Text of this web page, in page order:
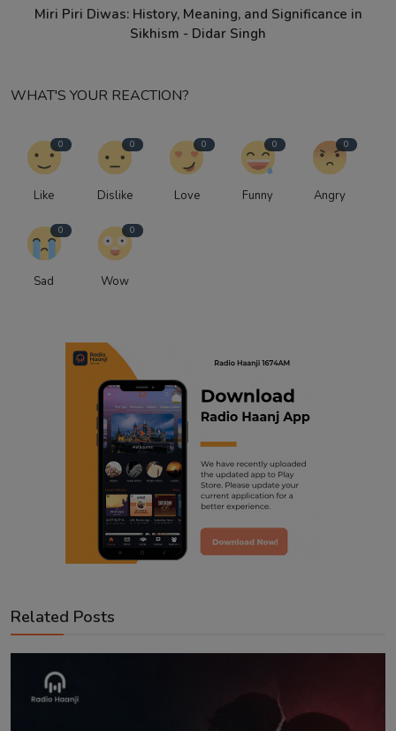
Miri Piri Diwas: History, Meaning, and Significance in
Sikhism - Didar Singh
WHAT'S YOUR REACTION?
0
Like
0
Dislike
0
Love
0
Funny
0
Angry
0
Sad
0
Wow
Related Posts